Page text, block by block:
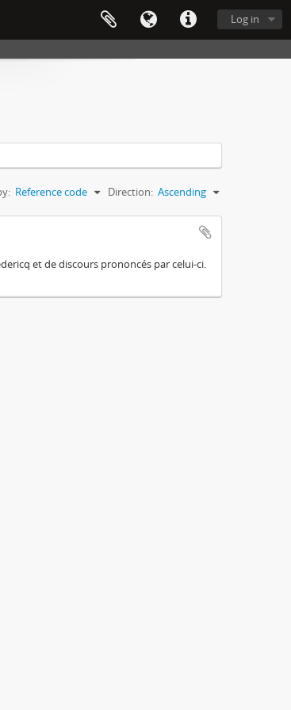
Log in
Reference code Direction: Ascending
et de discours prononcés par celui-ci.